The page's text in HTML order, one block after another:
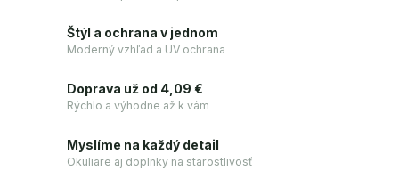
Štýl a ochrana v jednom
Moderný vzhľad a UV ochrana
Doprava už od 4,09 €
Rýchlo a výhodne až k vám
Myslíme na každý detail
Okuliare aj doplnky na starostlivosť